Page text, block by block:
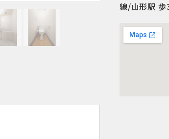
線/山形駅 歩